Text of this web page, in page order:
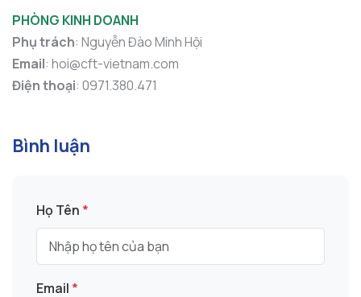
PHÒNG KINH DOANH
Phụ trách: Nguyễn Đào Minh Hội
Email: hoi@cft-vietnam.com
Điện thoại: 0971.380.471
Bình luận
Họ Tên *
Email *